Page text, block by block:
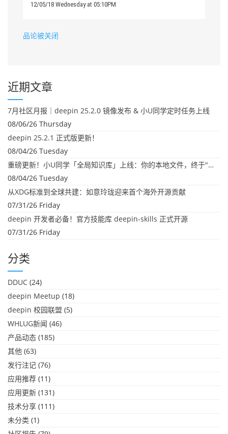
12/05/18 Wednesday at 05:10PM
品论被关闭
近期文章
7月社区月报｜deepin 25.2.0 镜像发布 & 小U同学定时任务上线
08/06/26 Thursday
deepin 25.2.1 正式版更新！
08/04/26 Tuesday
重磅更新！小U同学「全局知识库」上线：你的本地文件，终于"活"起来了
08/04/26 Tuesday
从XDG标准到全球共建：如意玲珑迎来首个海外开源贡献
07/31/26 Friday
deepin 开发者必备！官方技能库 deepin-skills 正式开源
07/31/26 Friday
分类
DDUC (24)
deepin Meetup (18)
deepin 校园联盟 (5)
WHLUG新闻 (46)
产品动态 (185)
其他 (63)
发行注记 (76)
应用推荐 (11)
应用更新 (131)
技术分享 (111)
未分类 (1)